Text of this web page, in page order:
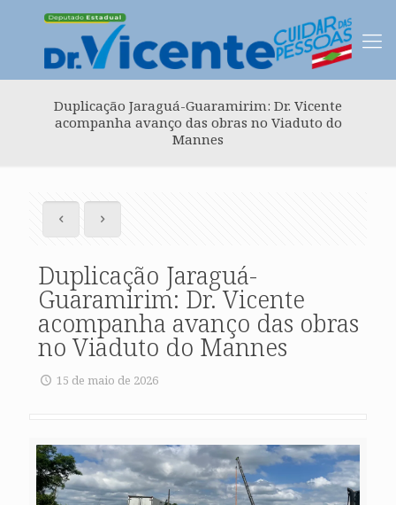
Duplicação Jaraguá-Guaramirim: Dr. Vicente
acompanha avanço das obras no Viaduto do
Mannes
Duplicação Jaraguá-
Guaramirim: Dr. Vicente
acompanha avanço das obras
no Viaduto do Mannes
15 de maio de 2026